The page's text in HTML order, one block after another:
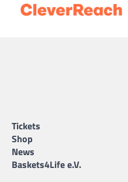
Tickets
Shop
News
Baskets4Life e.V.